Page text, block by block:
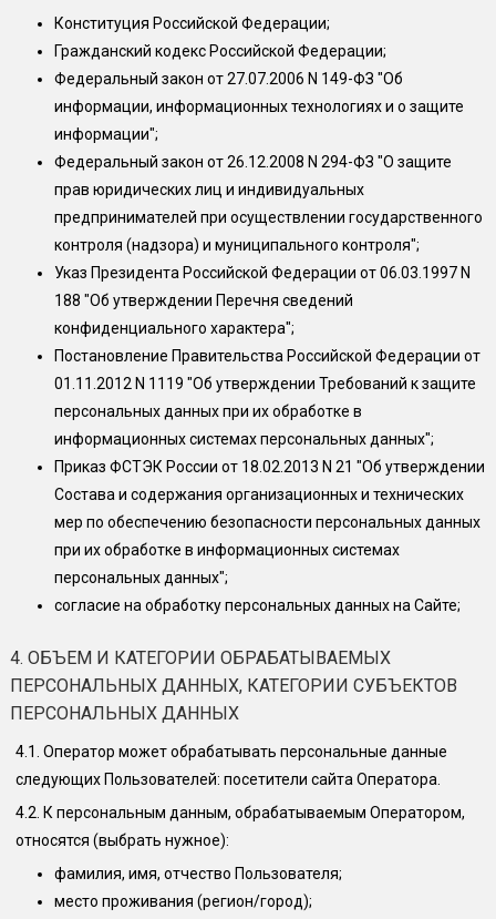
Конституция Российской Федерации;
Гражданский кодекс Российской Федерации;
Федеральный закон от 27.07.2006 N 149-ФЗ "Об
информации, информационных технологиях и о защите
информации";
Федеральный закон от 26.12.2008 N 294-ФЗ "О защите
прав юридических лиц и индивидуальных
предпринимателей при осуществлении государственного
контроля (надзора) и муниципального контроля";
Указ Президента Российской Федерации от 06.03.1997 N
188 "Об утверждении Перечня сведений
конфиденциального характера";
Постановление Правительства Российской Федерации от
01.11.2012 N 1119 "Об утверждении Требований к защите
персональных данных при их обработке в
информационных системах персональных данных";
Приказ ФСТЭК России от 18.02.2013 N 21 "Об утверждении
Состава и содержания организационных и технических
мер по обеспечению безопасности персональных данных
при их обработке в информационных системах
персональных данных";
согласие на обработку персональных данных на Сайте;
4. ОБЪЕМ И КАТЕГОРИИ ОБРАБАТЫВАЕМЫХ
ПЕРСОНАЛЬНЫХ ДАННЫХ, КАТЕГОРИИ СУБЪЕКТОВ
ПЕРСОНАЛЬНЫХ ДАННЫХ
4.1. Оператор может обрабатывать персональные данные
следующих Пользователей: посетители сайта Оператора.
4.2. К персональным данным, обрабатываемым Оператором,
относятся (выбрать нужное):
фамилия, имя, отчество Пользователя;
место проживания (регион/город);